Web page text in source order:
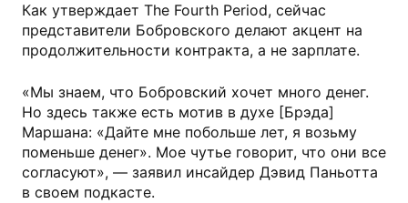
Как утверждает The Fourth Period, сейчас
представители Бобровского делают акцент на
продолжительности контракта, а не зарплате.
«Мы знаем, что Бобровский хочет много денег.
Но здесь также есть мотив в духе [Брэда]
Маршана: «Дайте мне побольше лет, я возьму
поменьше денег». Мое чутье говорит, что они все
согласуют», — заявил инсайдер Дэвид Паньотта
в своем подкасте.